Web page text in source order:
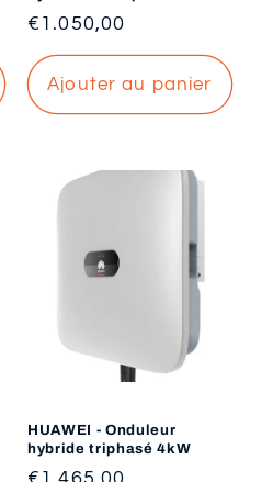
Prix
habituel
€1.050,00
Ajouter au panier
HUAWEI - Onduleur
hybride triphasé 4kW
Prix
€1.465,00